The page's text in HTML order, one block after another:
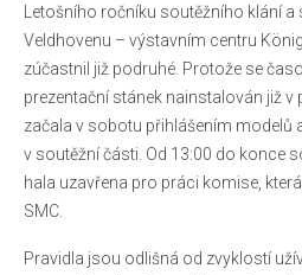
Kalendář soutěží
Pravidla bodovacích soutěží
Bodovací pravidla –
Pravidla porovnávacích
Reportáže
O nás
Letošního ročníku soutěžního klání
Veldhovenu – výstavním centru
zúčastnil již podruhé. Protože se
prezentační stánek nainstalován již v
začala v sobotu přihlášením modelů
v soutěžní části. Od 13:00 do konce
hala uzavřena pro práci komise,
SMC.
Pravidla jsou odlišná od zvyklostí